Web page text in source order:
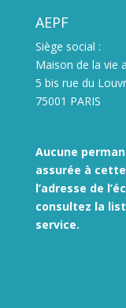
AEPF
Siège social :
Maison de la vie
5 bis rue du
75001 PARIS
Aucune
assurée à
l’adresse de
consultez la
service.